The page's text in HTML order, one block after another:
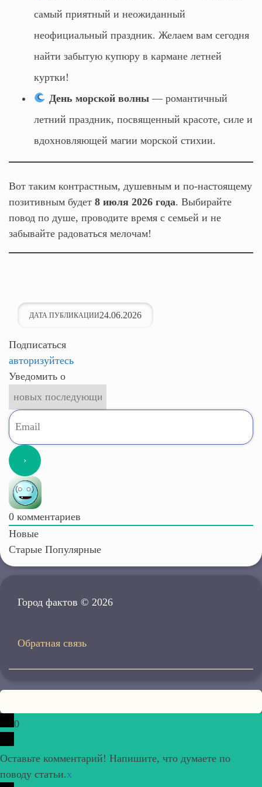
самый приятный и неожиданный
неофициальный праздник. Желаем вам сегодня
найти забытую купюру в кармане летней
куртки!
День морской волны— романтичный
летний праздник, посвященный красоте, силе и
вдохновляющей магии морской стихии.
Вот таким контрастным, душевным и по-настоящему
позитивным будет 8 июля 2026 года. Выбирайте
повод по душе, проводите время с семьей и не
забывайте радоваться мелочам!
ДАТА ПУБЛИКАЦИИ24.06.2026
Подписаться
авторизуйтесь
Уведомить о
0 комментариев
Новые
Старые Популярные
Город фактов © 2026
Обратная связь
0
Оставьте комментарий! Напишите, что думаете по
поводу статьи.x